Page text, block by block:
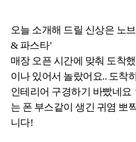
오늘 소개해 드릴 신상은 노
& 파스타’
매장 오픈 시간에 맞춰 도착
이나 있어서 놀랐어요.. 도착
인테리어 구경하기 바빴네
는 폰 부스같이 생긴 귀염 뽀
니다!